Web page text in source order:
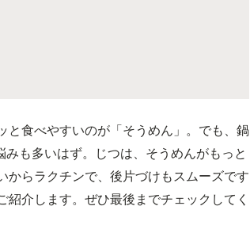
と食べやすいのが「そうめん」。でも、鍋
も多いはず。じつは、そうめんがもっと
らラクチンで、後片づけもスムーズです
介します。ぜひ最後までチェックしてく